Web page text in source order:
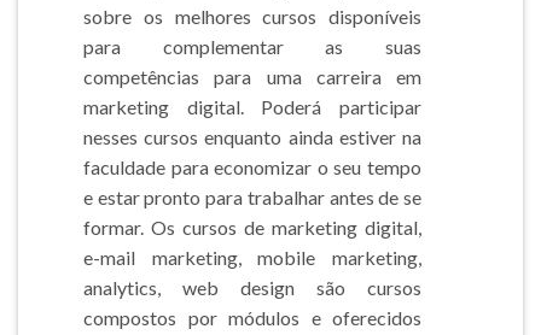
sobre os melhores cursos disponíveis
para complementar as suas
competências para uma carreira em
marketing digital. Poderá participar
nesses cursos enquanto ainda estiver na
faculdade para economizar o seu tempo
e estar pronto para trabalhar antes de se
formar. Os cursos de marketing digital,
e-mail marketing, mobile marketing,
analytics, web design são cursos
compostos por módulos e oferecidos